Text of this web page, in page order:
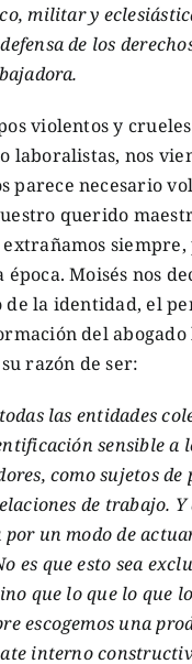
militar y
de los
violentos y
laboralistas, nos
parece necesario
querido
siempre,
época. Moisés nos
de la identidad, el
del
razón de ser:
las entidades
sensible a
como sujetos de
de trabajo.
por un modo de
es que esto sea
que lo que lo que
escogemos una
interno